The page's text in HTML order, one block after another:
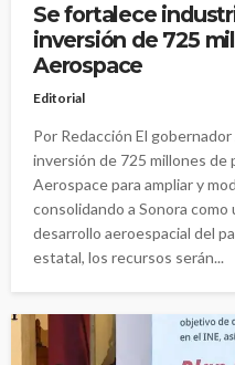
Se fortalece
inversión de 725
Aerospace
Editorial
Por Redacción El
inversión de 725 millones de
Aerospace para ampliar y
consolidando a Sonora
desarrollo aeroespacial del
estatal, los recursos serán...